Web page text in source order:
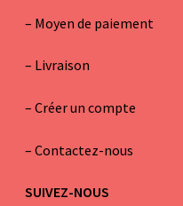
– Moyen de paiement
– Livraison
– Créer un compte
– Contactez-nous
SUIVEZ-NOUS